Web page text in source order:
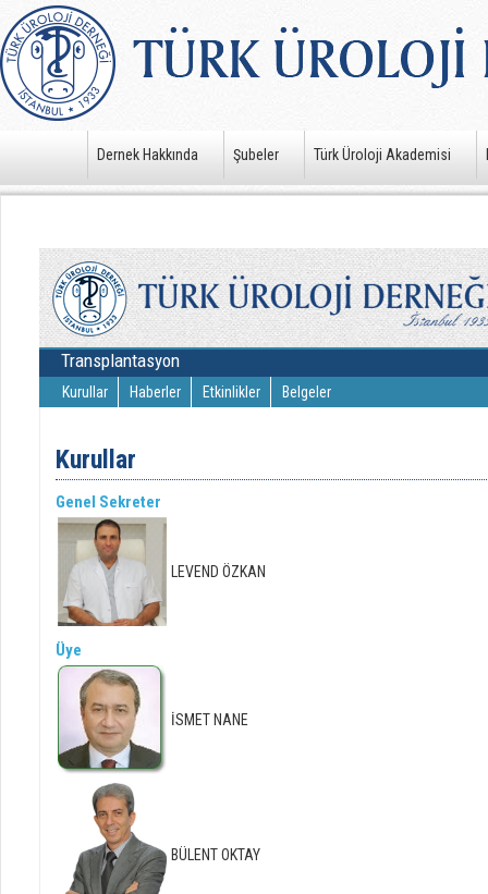
Dernek Hakkında Şubeler Türk Üroloji Akademisi
Transplantasyon
Kurullar Haberler Etkinlikler Belgeler
Kurullar
Genel Sekreter
LEVEND ÖZKAN
Üye
İSMET NANE
BÜLENT OKTAY